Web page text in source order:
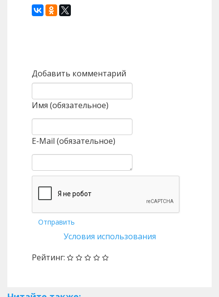
Добавить комментарий
Имя (обязательное)
E-Mail (обязательное)
Отправить
Условия использования
Рейтинг: